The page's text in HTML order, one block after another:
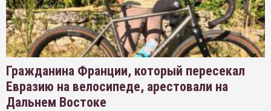
Гражданина Франции, который пересекал
Евразию на велосипеде, арестовали на
Дальнем Востоке